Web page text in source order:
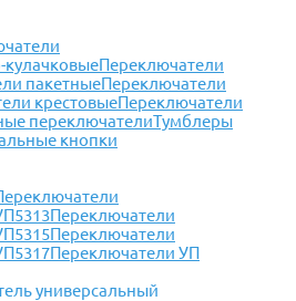
кулачковыеПереключатели
пакетныеПереключатели
крестовыеПереключатели
переключателиТумблеры
кнопки
Переключатели
Переключатели
Переключатели УП
универсальный